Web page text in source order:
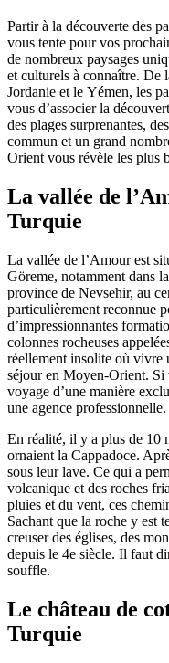
Partir à la découverte des
vous tente pour vos
de nombreux paysages
et culturels à connaître. De
Jordanie et le Yémen, les
vous d’associer la
des plages surprenantes,
commun et un grand
Orient vous révèle les plus
La vallée de
Turquie
La vallée de l’Amour est
Göreme, notamment dans
province de Nevsehir, au
particulièrement reconnue
d’impressionnantes
colonnes rocheuses
réellement insolite où vivre
séjour en Moyen-Orient. Si
voyage d’une manière
une agence professionnelle.
En réalité, il y a plus de 10
ornaient la Cappadoce.
sous leur lave. Ce qui a
volcanique et des roches
pluies et du vent, ces
Sachant que la roche y est
creuser des églises, des
depuis le 4e siècle. Il faut
souffle.
Le château de
Turquie